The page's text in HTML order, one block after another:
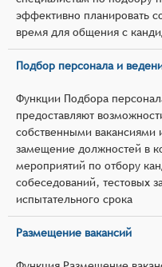
эффективно планировать
время для общения с
Подбор персонала и
Функции Подбора
предоставляют
собственными вакансиями
замещение должностей в
мероприятий по отбору
собеседований, тестовых
испытательного срока
Размещение вакансий